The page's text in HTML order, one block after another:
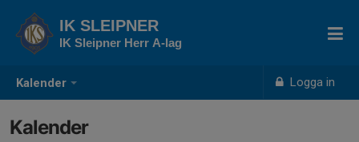
Kalender Logga in
IK SLEIPNER
IK Sleipner Herr A-lag
Kalender